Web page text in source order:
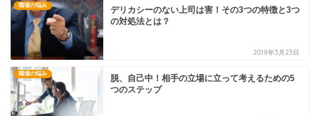
職場の悩み
デリカシーのない上司は害！その3つの特徴と3つ
の対処法とは？
2018年3月23日
職場の悩み
脱、自己中！相手の立場に立って考えるための5
つのステップ